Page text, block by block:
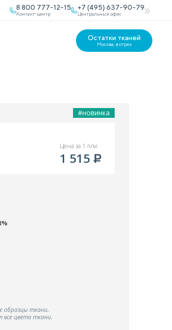
8 800 777-12-15
Контакт-центр
+7 (495) 637-90-79
Центральный офис
Остатки тканей
Москва, в отрез
#новинка
Цена за 1 п/м:
1 515
образцы ткани.
все цвета ткани.